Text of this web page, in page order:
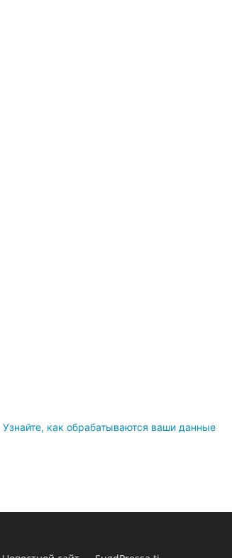
Узнайте, как обрабатываются ваши данные